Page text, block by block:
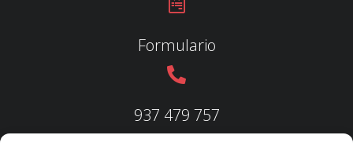
Formulario
937 479 757